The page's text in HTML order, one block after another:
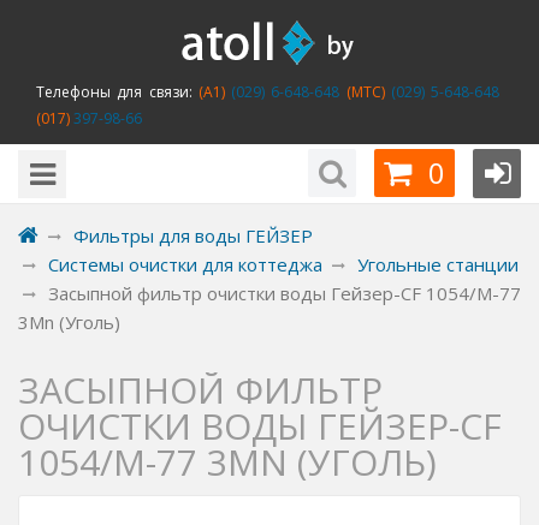
Телефоны для связи: (A1)(029) 6-648-648 (MTC)(029) 5-648-648
(017)397-98-66
0
Фильтры для воды ГЕЙЗЕР
Системы очистки для коттеджа
Угольные станции
Засыпной фильтр очистки воды Гейзер-CF 1054/M-77
3Mn (Уголь)
ЗАСЫПНОЙ ФИЛЬТР
ОЧИСТКИ ВОДЫ ГЕЙЗЕР-CF
1054/M-77 3MN (УГОЛЬ)